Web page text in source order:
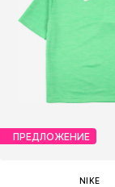
ПРЕДЛОЖЕНИЕ
NIKE